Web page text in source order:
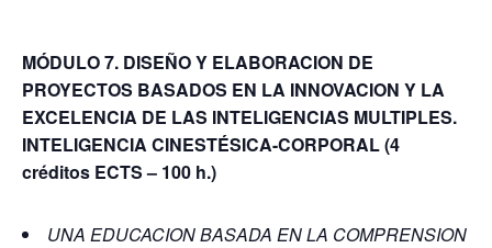
MÓDULO 7. DISEÑO Y ELABORACION DE
PROYECTOS BASADOS EN LA INNOVACION Y LA
EXCELENCIA DE LAS INTELIGENCIAS MULTIPLES.
INTELIGENCIA CINESTÉSICA-CORPORAL(4
créditos ECTS – 100 h.)
UNA EDUCACION BASADA EN LA COMPRENSION